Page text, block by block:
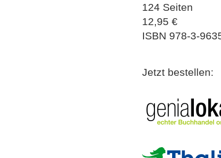
124 Seiten
12,95 €
ISBN 978-3-
Jetzt bestellen: